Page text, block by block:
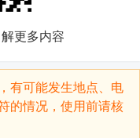
更多内容
有可能发生地点、电
的情况，使用前请核